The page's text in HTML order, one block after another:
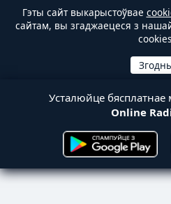
Гэты сайт выкарыстоўвае
сайтам, вы згаджаецеся з
Усталюйце бясплатнае
Online